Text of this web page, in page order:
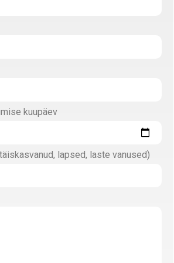
kuupäev
lapsed, laste vanused)